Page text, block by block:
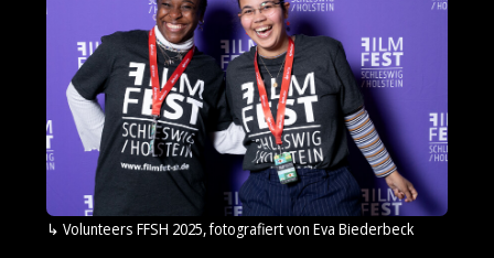
Volunteers FFSH 2025, fotografiert von Eva Biederbeck